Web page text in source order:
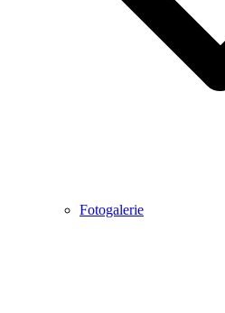
Fotogalerie